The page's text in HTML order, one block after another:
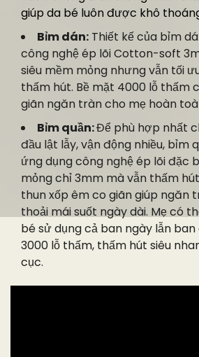
giúp da bé luôn được khô
Bỉm dán: Thiết kế của bỉm
công nghệ ép lõi Cotton-soft
siêu mềm mỏng nhưng vẫn tối
thấm hút. Bề mặt 4000 lỗ thấm
giãn ngăn tràn cho mẹ hoàn
Bỉm quần:Để phù hợp nhất
đầu lật lẫy, vận động nhiều, bỉm
ứng dụng công nghệ ép lõi đặc
mỏng chỉ 3mm mà vẫn thấm
thun xốp êm co giãn giúp ngăn
thoải mái suốt ngày dài. Mẹ có
bé sử dụng cả ban ngày lẫn
3000 lỗ thấm, thấm hút siêu
cục.